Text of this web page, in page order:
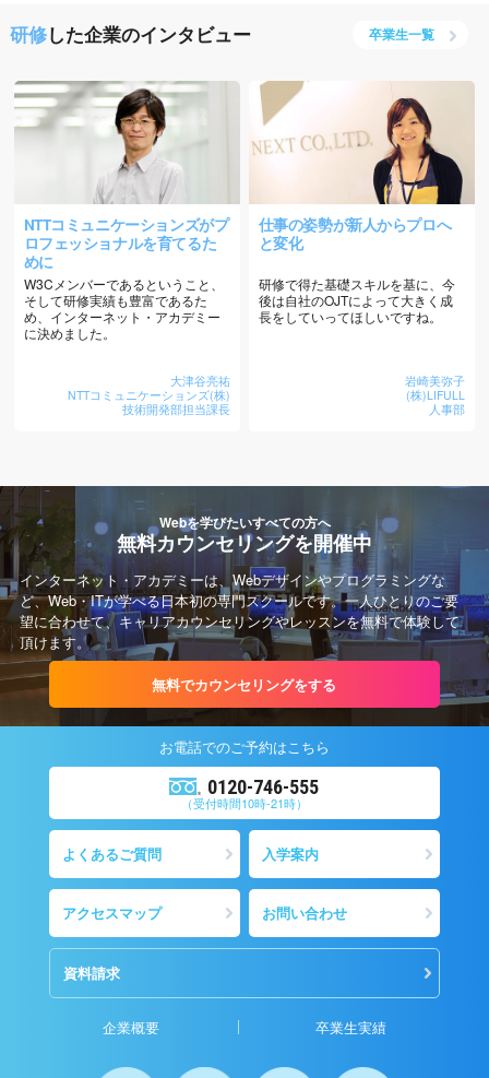
研修した企業のインタビュー 卒業生一覧
NTTコミュニケーションズがプ
ロフェッショナルを育てるた
めに
W3Cメンバーであるということ、
そして研修実績も豊富であるた
め、インターネット・アカデミー
に決めました。
大津谷亮祐
NTTコミュニケーションズ(株)
技術開発部担当課長
仕事の姿勢が新人からプロへ
と変化
研修で得た基礎スキルを基に、今
後は自社のOJTによって大きく成
長をしていってほしいですね。
岩崎美弥子
(株)LIFULL
人事部
Webを学びたいすべての方へ
無料カウンセリングを開催中
インターネット・アカデミーは、Webデザインやプログラミングな
ど、Web・ITが学べる日本初の専門スクールです。一人ひとりのご要
望に合わせて、キャリアカウンセリングやレッスンを無料で体験して
頂けます。
無料でカウンセリングをする
お電話でのご予約はこちら
0120-746-555
（受付時間10時-21時）
よくあるご質問 入学案内
アクセスマップ お問い合わせ
資料請求
企業概要 卒業生実績